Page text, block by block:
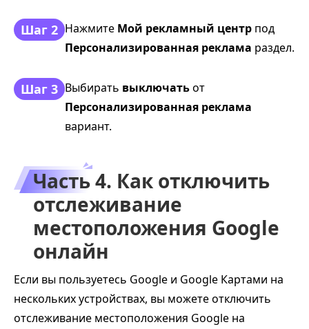
Шаг 2 Нажмите Мой рекламный центр под
Персонализированная реклама раздел.
Шаг 3 Выбирать выключатьот
Персонализированная реклама
вариант.
Часть 4. Как отключить
отслеживание
местоположения Google
онлайн
Если вы пользуетесь Google и Google Картами на
нескольких устройствах, вы можете отключить
отслеживание местоположения Google на